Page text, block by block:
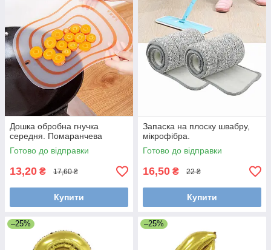
Дошка обробна гнучка
середня. Помаранчева
Готово до відправки
13,20 ₴ 17,60 ₴
Купити
Запаска на плоску швабру,
мікрофібра.
Готово до відправки
16,50 ₴ 22 ₴
Купити
–25% –25%